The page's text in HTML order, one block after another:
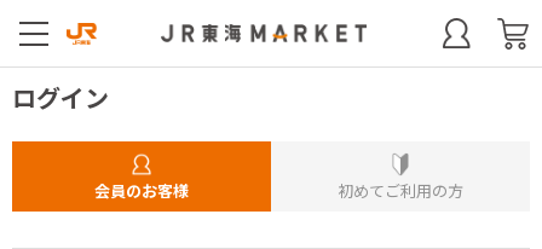
ログイン
会員のお客様 初めてご利用の方